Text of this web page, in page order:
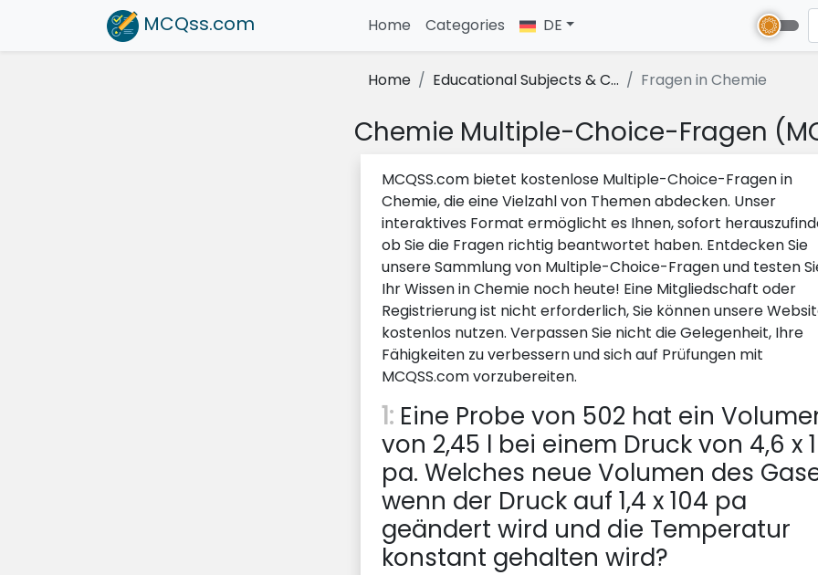
MCQss.com Home (current)
Categories DE
Home Educational Subjects & C... Fragen in Chemie
Chemie Multiple-Choice-Fragen
MCQSS.com bietet kostenlose Multiple-Choice-Fragen in
Chemie, die eine Vielzahl von Themen abdecken. Unser
interaktives Format ermöglicht es Ihnen, sofort
ob Sie die Fragen richtig beantwortet haben. Entdecken Sie
unsere Sammlung von Multiple-Choice-Fragen und testen
Ihr Wissen in Chemie noch heute! Eine Mitgliedschaft oder
Registrierung ist nicht erforderlich, Sie können unsere
kostenlos nutzen. Verpassen Sie nicht die Gelegenheit, Ihre
Fähigkeiten zu verbessern und sich auf Prüfungen mit
MCQSS.com vorzubereiten.
1: Eine Probe von 502 hat ein
von 2,45 l bei einem Druck von 4,6 x
pa. Welches neue Volumen des
wenn der Druck auf 1,4 x 104 pa
geändert wird und die Temperatur
konstant gehalten wird?